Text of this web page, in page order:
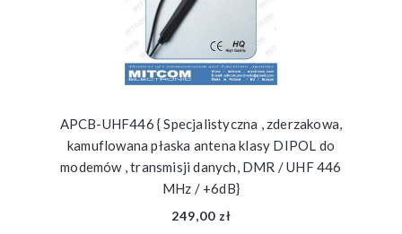
APCB-UHF446 { Specjalistyczna , zderzakowa,
kamuflowana płaska antena klasy DIPOL do
modemów , transmisji danych, DMR / UHF 446
MHz / +6dB}
249,00 zł